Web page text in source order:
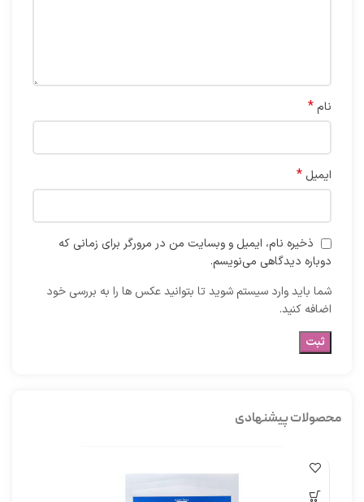
نام *
ایمیل *
ذخیره نام، ایمیل و وبسایت من در مرورگر برای زمانی که
دوباره دیدگاهی می‌نویسم.
شما باید وارد سیستم شوید تا بتوانید عکس ها را به بررسی خود
اضافه کنید.
محصولات پیشنهادی